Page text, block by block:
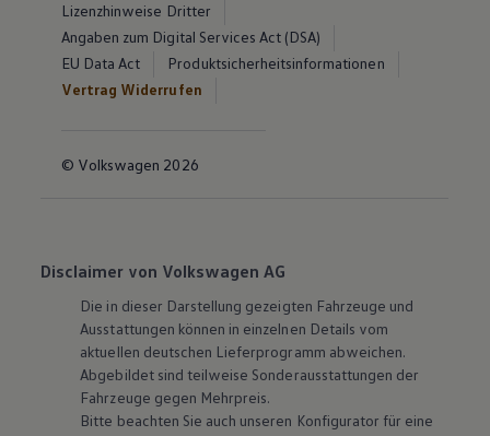
Lizenzhinweise Dritter
Angaben zum Digital Services Act (DSA)
EU Data Act
Produktsicherheitsinformationen
Vertrag Widerrufen
© Volkswagen 2026
Disclaimer von Volkswagen AG
Die in dieser Darstellung gezeigten Fahrzeuge und
Ausstattungen können in einzelnen Details vom
aktuellen deutschen Lieferprogramm abweichen.
Abgebildet sind teilweise Sonderausstattungen der
Fahrzeuge gegen Mehrpreis.
Bitte beachten Sie auch unseren Konfigurator für eine